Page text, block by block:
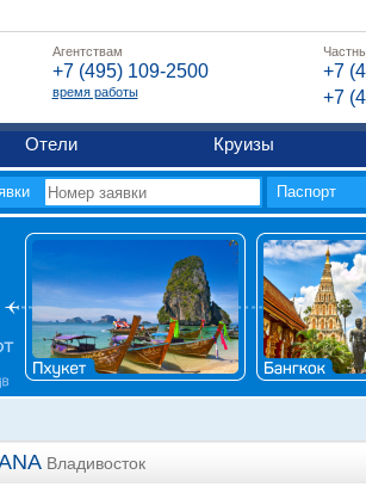
Агентствам
+7 (495) 109-2500
время работы
+7
+7
Отели Круизы
Паспорт
Владивосток